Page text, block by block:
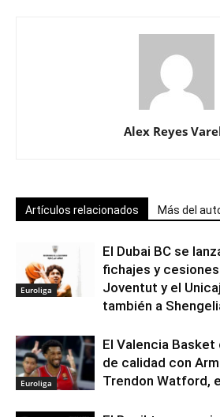
Alex Reyes
Artículos relacionados Más del
Euroliga
El Dubai BC se
fichajes y
Joventut y el
también a
Euroliga
El Valencia
de calidad con
Trendon Watford,